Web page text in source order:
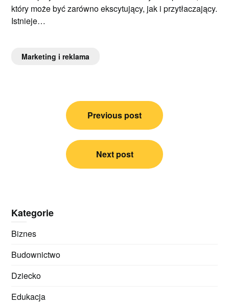
który może być zarówno ekscytujący, jak i przytłaczający.
Istnieje…
Marketing i reklama
Nawigacja
Previous post
Next post
Kategorie
Biznes
Budownictwo
Dziecko
Edukacja